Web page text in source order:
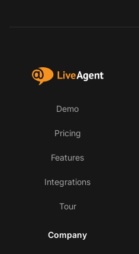
Demo
Pricing
Features
Integrations
Tour
Company